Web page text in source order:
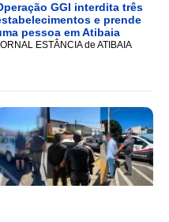
GGI interdita três
e prende
pessoa em Atibaia
ESTÂNCIA de ATIBAIA